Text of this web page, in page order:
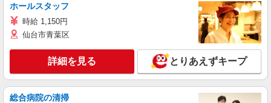
ホールスタッフ
時給 1,150円
仙台市青葉区
詳細を見る とりあえずキープ
総合病院の清掃